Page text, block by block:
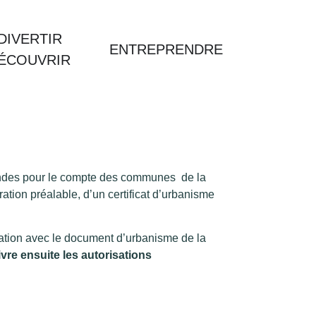
ENTREPRENDRE
pour le compte des communes de la
préalable, d’un certificat d’urbanisme
avec le document d’urbanisme de la
ensuite les autorisations